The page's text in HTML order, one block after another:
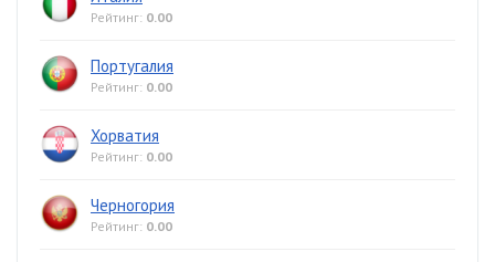
Рейтинг: 0.00
Португалия
Рейтинг: 0.00
Хорватия
Рейтинг: 0.00
Черногория
Рейтинг: 0.00